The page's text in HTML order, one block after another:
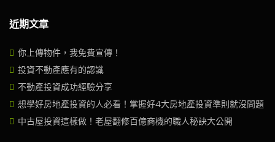
近期文章
你上傳物件，我免費宣傳！
投資不動產應有的認識
不動產投資成功經驗分享
想學好房地產投資的人必看！掌握好4大房地產投資準則就沒問題
中古屋投資這樣做！老屋翻修百億商機的職人秘訣大公開